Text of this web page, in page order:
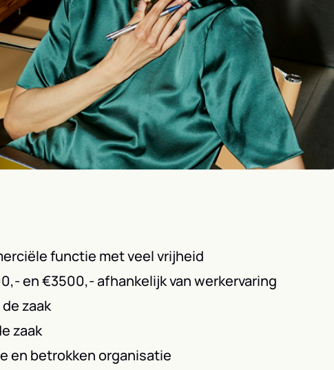
functie met veel vrijheid
en €3500,- afhankelijk van werkervaring
zaak
zaak
en betrokken organisatie